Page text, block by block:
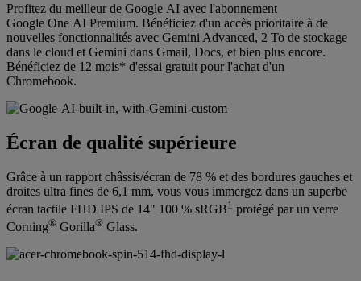
Profitez du meilleur de Google AI avec l'abonnement
Google One AI Premium. Bénéficiez d'un accès prioritaire à de
nouvelles fonctionnalités avec Gemini Advanced, 2 To de stockage
dans le cloud et Gemini dans Gmail, Docs, et bien plus encore.
Bénéficiez de 12 mois* d'essai gratuit pour l'achat d'un
Chromebook.
Écran de qualité supérieure
Grâce à un rapport châssis/écran de 78 % et des bordures gauches et
droites ultra fines de 6,1 mm, vous vous immergez dans un superbe
écran tactile FHD IPS de 14" 100 % sRGB1 protégé par un verre
Corning® Gorilla® Glass.